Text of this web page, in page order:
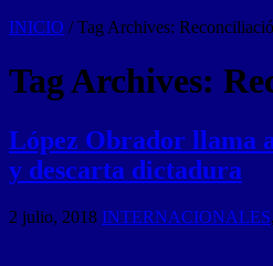
INICIO / Tag Archives:
Tag Archives:
López Obrador llama
y descarta dictadura
2 julio, 2018 INTERNACIONALES,